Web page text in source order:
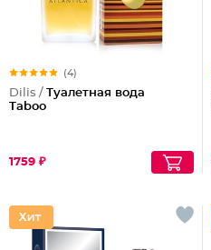
(4)
Dilis / Туалетная вода
Taboo
1759 ₽